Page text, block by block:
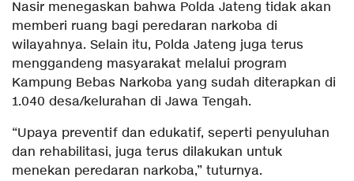
Nasir menegaskan bahwa Polda Jateng tidak akan
memberi ruang bagi peredaran narkoba di
wilayahnya. Selain itu, Polda Jateng juga terus
menggandeng masyarakat melalui program
Kampung Bebas Narkoba yang sudah diterapkan di
1.040 desa/kelurahan di Jawa Tengah.
“Upaya preventif dan edukatif, seperti penyuluhan
dan rehabilitasi, juga terus dilakukan untuk
menekan peredaran narkoba,” tuturnya.